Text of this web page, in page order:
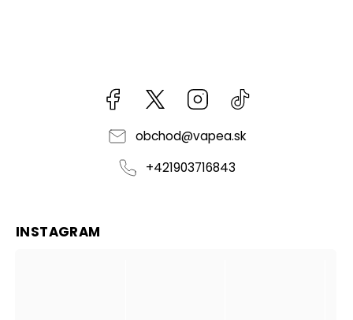
Facebook kzifcak85131Instagram
obchod@vapea.sk
+421903716843
INSTAGRAM